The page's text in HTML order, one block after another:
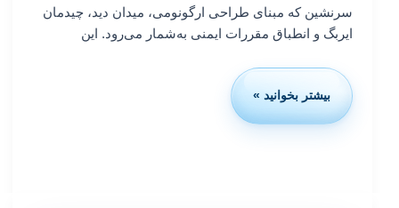
سرنشین که مبنای طراحی ارگونومی، میدان دید، چیدمان
ایربگ و انطباق مقررات ایمنی به‌شمار می‌رود. این
استاندارد
ایزو
بیشتر بخوانید »